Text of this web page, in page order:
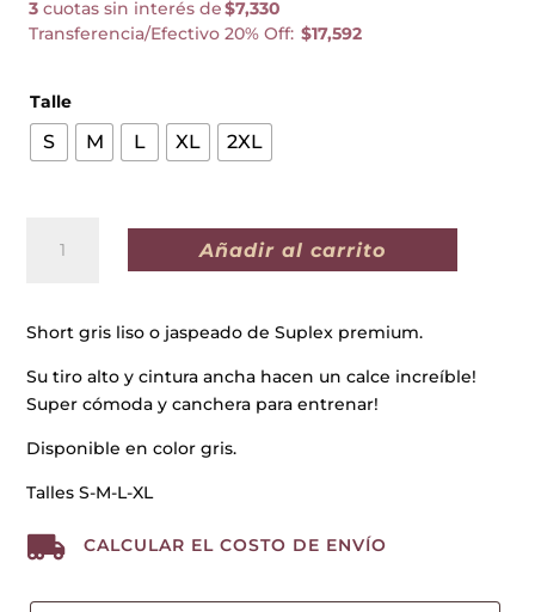
3 cuotas sin interés de$7,330
Transferencia/Efectivo 20% Off: $17,592
Talle
S M L XL 2XL
SHORT
Añadir al carrito
Short gris liso o jaspeado de Suplex premium.
Su tiro alto y cintura ancha hacen un calce increíble!
Super cómoda y canchera para entrenar!
Disponible en color gris.
Talles S-M-L-XL
 CALCULAR EL COSTO DE ENVÍO